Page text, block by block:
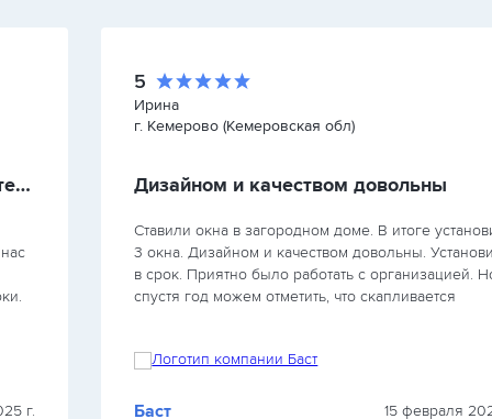
Работу компании оцениваем положительно
г.
5
Ирина
г. Кемерово (Кемеровская обл)
Дизайном и качеством довольны
Ставили окна в загородном доме. В итоге
3 окна. Дизайном и качеством довольны.
в срок. Приятно было работать с организацией.
спустя год можем отметить, что скапливается
Баст 15 февраля